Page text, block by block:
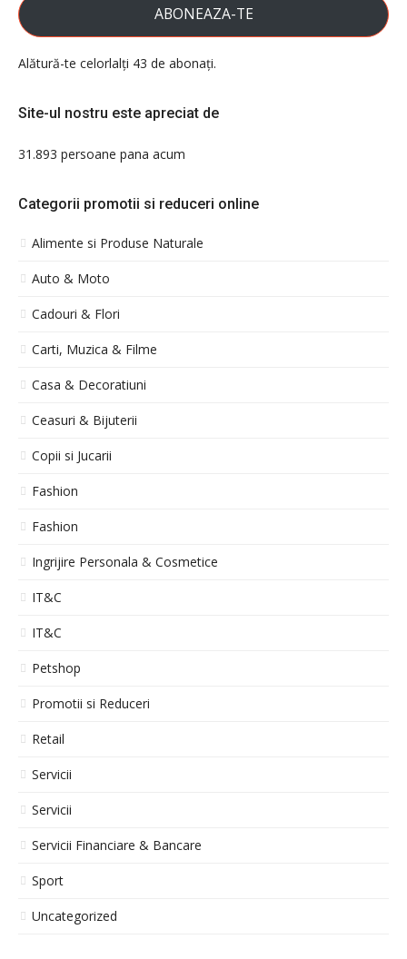
ABONEAZA-TE
Alătură-te celorlalți 43 de abonați.
Site-ul nostru este apreciat de
31.893 persoane pana acum
Categorii promotii si reduceri online
Alimente si Produse Naturale
Auto & Moto
Cadouri & Flori
Carti, Muzica & Filme
Casa & Decoratiuni
Ceasuri & Bijuterii
Copii si Jucarii
Fashion
Fashion
Ingrijire Personala & Cosmetice
IT&C
IT&C
Petshop
Promotii si Reduceri
Retail
Servicii
Servicii
Servicii Financiare & Bancare
Sport
Uncategorized